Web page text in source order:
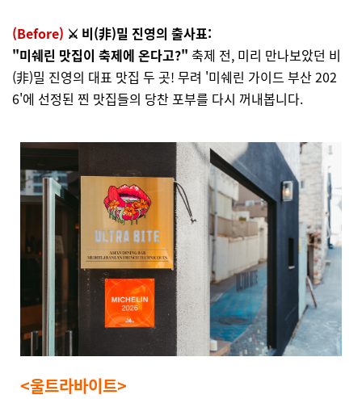
(Before) ⚔️ 비(非)밀 진영의 출사표:
"미쉐린 맛집이 축제에 온다고?" 축제 전, 미리 만나보았던 비
(非)밀 진영의 대표 맛집 두 곳! 무려 '미쉐린 가이드 부산 202
6'에 선정된 찐 맛집들의 당찬 포부를 다시 꺼내봅니다.
<울트라바이트>